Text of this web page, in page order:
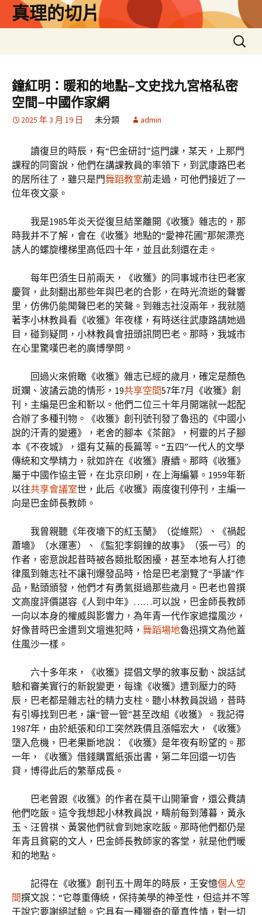
真理的切片
搜
尋
鍵
字:
鐘紅明：暖和的地點–文史找九宮格私密
空間–中國作家網
2025 年 3 月 19 日 未分類 admin
讀復旦的時辰，有“巴金研討”這門課，某天，上那門
課程的同窗說，他們在講課教員的率領下，到武康路巴老
的居所往了，雖只是門舞蹈教室前走過，可他們接近了一
位年夜文豪。
我是1985年炎天從復旦結業離開《收獲》雜志的，那
時我并不了解，會在《收獲》地點的“愛神花圃”那架漂亮
誘人的螺旋樓梯里高低四十年，並且此刻還在走。
每年巴須生日前兩天，《收獲》的同事城市往巴老家
慶賀，此刻翻出那些年與巴老的合影，在時光流逝的聲響
里，仿佛仍能聞聲巴老的笑聲。到雜志社沒兩年，我就隨
著李小林教員看《收獲》年夜樣，有時送往武康路請她過
目，碰到疑問，小林教員會扭頭訊問巴老。那時，我城市
在心里驚嘆巴老的廣博學問。
回過火來俯瞰《收獲》雜志已經的歲月，確定是顏色
斑斕、波譎云詭的情形，19共享空間57年7月《收獲》創
刊，主編是巴金和靳以。他們二位三十年月開端就一起配
合辦了多種刊物。《收獲》創刊號刊發了魯迅的《中國小
說的汗青的變遷》，老舍的腳本《茶館》，柯靈的片子腳
本《不夜城》，還有艾蕪的長篇等。“五四”一代人的文學
傳統和文學精力，就如許在《收獲》賡續。那時《收獲》
屬于中國作協主管，在北京印刷，在上海編纂。1959年靳
以往共享會議室世，此后《收獲》兩度復刊停刊，主編一
向是巴金師長教師。
我曾親聽《年夜墻下的紅玉蘭》（從維熙）、《禍起
蕭墻》（水運憲）、《監犯李銅鐘的故事》（張一弓）的
作者，密意說起昔時被各類批駁困擾，甚至本地有人打德
律風到雜志社不讓刊爆發品時，恰是巴老瀏覽了“爭議”作
品，點頭頒發，他們才有勇氣挺過那些歲月。巴老也曾撰
文高度評價諶容《人到中年》……可以說，巴金師長教師
一向以本身的權威與影響力，為年青一代作家遮擋風沙，
好像昔時巴金遭到文壇進犯時， 舞蹈場地魯迅撰文為他蓋
住風沙一樣。
六十多年來，《收獲》提倡文學的敘事反動、說話試
驗和審美實行的新銳變更，每逢《收獲》遭到壓力的時
辰，巴老都是雜志社的精力支柱。聽小林教員說過，昔時
有引導找到巴老，讓“管一管”甚至改組《收獲》。我記得
1987年，由於紙張和印工突然跌價且漲幅宏大，《收獲》
墮入危機，巴老果斷地說：《收獲》是年夜有盼望的。那
一年，《收獲》借錢購置紙張出書，第二年回還一切告
貸，博得此后的繁華成長。
巴老曾跟《收獲》的作者在莫干山開筆會，還公費請
他們吃飯。這令我想起小林教員說，疇前每到薄暮，黃永
玉、汪曾祺、黃裳他們就會到她家吃飯。那時他們都仍是
年青且貧窮的文人，巴金師長教師家的客堂，就是他們暖
和的地點。
記得在《收獲》創刊五十周年的時辰，王安憶個人空
間撰文說：“它尊重傳統，保持美學的神圣性，但這并不等
于說它要謝絕試驗。它具有一種獵奇的童真性情，對一切